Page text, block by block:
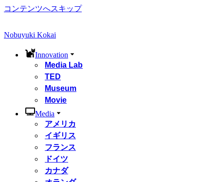
コンテンツへスキップ
Nobuyuki Kokai
Innovation
Media Lab
TED
Museum
Movie
Media
アメリカ
イギリス
フランス
ドイツ
カナダ